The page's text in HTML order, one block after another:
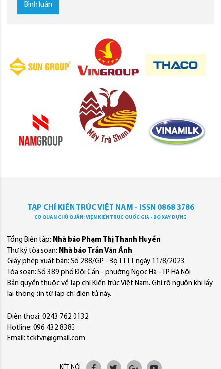
Bình luận
TẠP CHÍ KIẾN TRÚC VIỆT NAM - ISSN 0868 3786
CƠ QUAN CHỦ QUẢN: VIỆN KIẾN TRÚC QUỐC GIA - BỘ XÂY DỰNG
Tổng Biên tập: Nhà báo Phạm Thị Thanh Huyền
Thư ký tòa soạn: Nhà báo Trần Văn Ánh
Giấy phép xuất bản: Số 288/GP - Bộ TTTT ngày 11/8/2023
Tòa soạn: Số 389 phố Đội Cấn - phường Ngọc Hà - TP Hà Nội
Bản quyền thuộc về Tạp chí Kiến trúc Việt Nam. Ghi rõ nguồn khi lấy
lại thông tin từ Tạp chí điện tử này.
Điện thoại: 0243 762 0132
Hotline: 096 432 8383
Email: tcktvn@gmail.com
KẾT NỐI